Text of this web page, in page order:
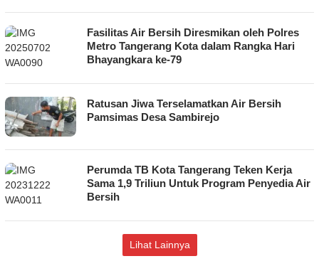
Fasilitas Air Bersih Diresmikan oleh Polres
Metro Tangerang Kota dalam Rangka Hari
Bhayangkara ke-79
Ratusan Jiwa Terselamatkan Air Bersih
Pamsimas Desa Sambirejo
Perumda TB Kota Tangerang Teken Kerja
Sama 1,9 Triliun Untuk Program Penyedia Air
Bersih
Lihat Lainnya